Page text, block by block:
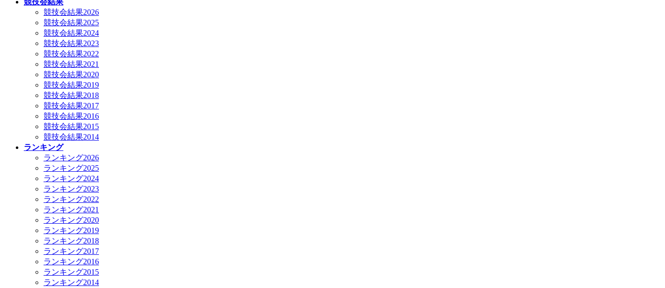
競技会結果
競技会結果2026
競技会結果2025
競技会結果2024
競技会結果2023
競技会結果2022
競技会結果2021
競技会結果2020
競技会結果2019
競技会結果2018
競技会結果2017
競技会結果2016
競技会結果2015
競技会結果2014
ランキング
ランキング2026
ランキング2025
ランキング2024
ランキング2023
ランキング2022
ランキング2021
ランキング2020
ランキング2019
ランキング2018
ランキング2017
ランキング2016
ランキング2015
ランキング2014